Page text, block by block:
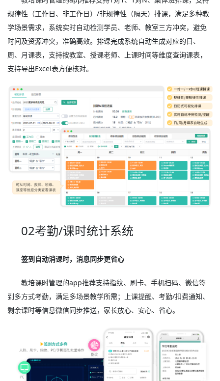
规律性（工作日、非工作日）/非规律性（隔天）排课，满足多种教
学场景需求，系统实时自动检测学员、老师、教室三方冲突，避免
时间及资源冲突，准确高效。排课完成系统自动生成对应的日、
周、月课表，支持按教室、授课老师、上课时间等维度查询课表，
支持导出Excel表方便核对。
02考勤/课时统计系统
签到自动消课时，消息同步更省心
教培课时管理的app推荐支持指纹、刷卡、手机扫码、微信签
到多方式考勤，满足多场景教学所需；上课提醒、考勤/扣费通知、
剩余课时等信息微信同步推送，家长放心、安心、省心。